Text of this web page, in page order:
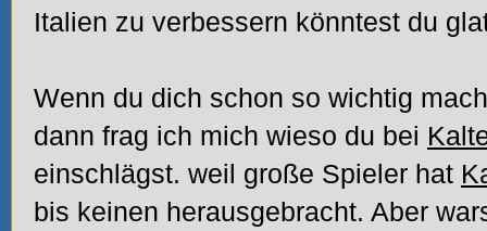
Italien zu verbessern könntest du
Wenn du dich schon so wichtig
dann frag ich mich wieso du bei
einschlägst. weil große Spieler hat
bis keinen herausgebracht. Aber